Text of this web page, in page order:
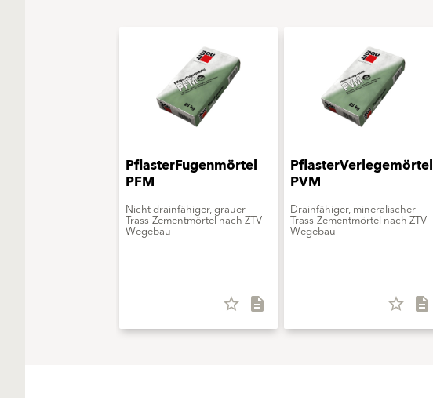
PflasterFugenmörtel
PFM
Nicht drainfähiger, grauer
Trass-Zementmörtel nach ZTV
Wegebau
star_border description
PflasterVerlegemörtel
PVM
Drainfähiger, mineralischer
Trass-Zementmörtel nach ZTV
Wegebau
star_border description